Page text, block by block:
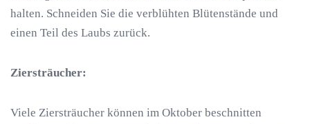
halten. Schneiden Sie die verblühten Blütenstände und
einen Teil des Laubs zurück.
Ziersträucher:
Viele Ziersträucher können im Oktober beschnitten